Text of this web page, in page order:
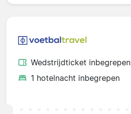
Wedstrijdticket inbegrepen
1 hotelnacht inbegrepen